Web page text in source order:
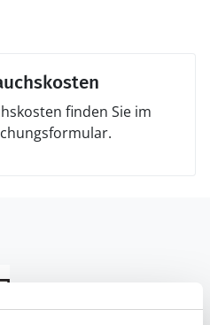
finden Sie im